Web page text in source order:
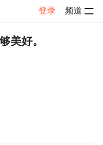
登录 频道
帖子详情
美好。